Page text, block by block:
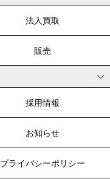
法人買取
販売
採用情報
お知らせ
プライバシーポリシー